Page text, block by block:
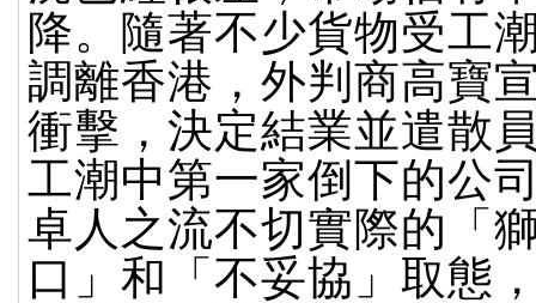
降。隨著不少貨物受工
調離香港，外判商高寶
衝擊，決定結業並遣散
工潮中第一家倒下的公
卓人之流不切實際的「
口」和「不妥協」取態